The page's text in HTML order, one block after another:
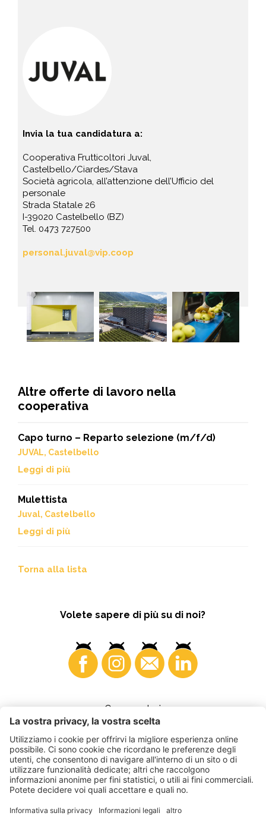
Invia la tua candidatura a:
Cooperativa Frutticoltori Juval,
Castelbello/Ciardes/Stava
Società agricola, all’attenzione dell’Ufficio del
personale
Strada Statale 26
I-39020 Castelbello (BZ)
Tel. 0473 727500
personal.juval@vip.coop
Altre offerte di lavoro nella
cooperativa
Capo turno – Reparto selezione (m/f/d)
JUVAL, Castelbello
Leggi di più
Mulettista
Juval, Castelbello
Leggi di più
Torna alla lista
Volete sapere di più su di noi?
Consumatori
©2026 VI.P coop. soc. agricola
Part. IVA • IT00725570212